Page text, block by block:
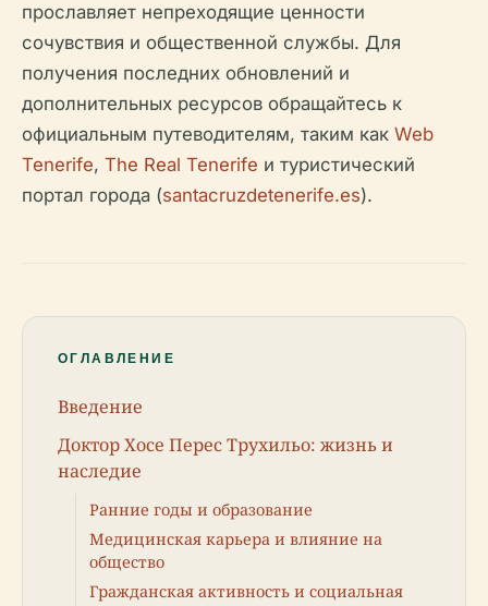
прославляет непреходящие ценности
сочувствия и общественной службы. Для
получения последних обновлений и
дополнительных ресурсов обращайтесь к
официальным путеводителям, таким как Web
Tenerife, The Real Tenerife и туристический
портал города (santacruzdetenerife.es).
ОГЛАВЛЕНИЕ
Введение
Доктор Хосе Перес Трухильо: жизнь и
наследие
Ранние годы и образование
Медицинская карьера и влияние на
общество
Гражданская активность и социальная